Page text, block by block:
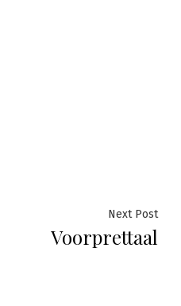
Next PostNext
Voorprettaal